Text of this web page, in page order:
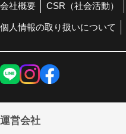
会社概要 CSR（社会活動）
個人情報の取り扱いについて
運営会社